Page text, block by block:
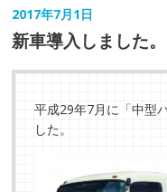
2017年7月1日
新車導入しました。
平成29年7月に「中型
した。